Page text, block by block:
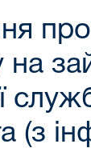
про
на
(з